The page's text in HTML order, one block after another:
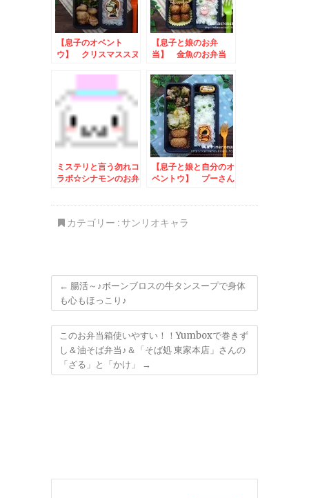
【息子のオベント
ウ】 クリスマススヌ
イチビキごはん
【息子と娘のお弁
当】 金魚のお弁当
フォトコンテスト当選
ミステリと言う勿れコ
ラボ☆シナモンのお弁
【息子と娘と自分のオ
ベントウ】 プーさん
カテゴリー :サンリオキャラ
← 腸活～♪ボーンブロスの牛タンスープで身体
も心もほっこり♪
このお弁当箱使いやすい！！Yumboxで巻きず
し＆油そば弁当♪＆「そば処 東家本店」さんの
「ざる」と「かけ」
→